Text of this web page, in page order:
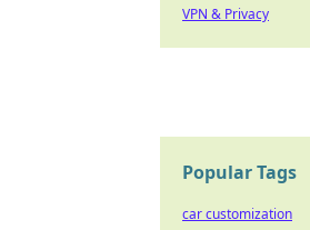
VPN & Privacy
Popular Tags
car customization